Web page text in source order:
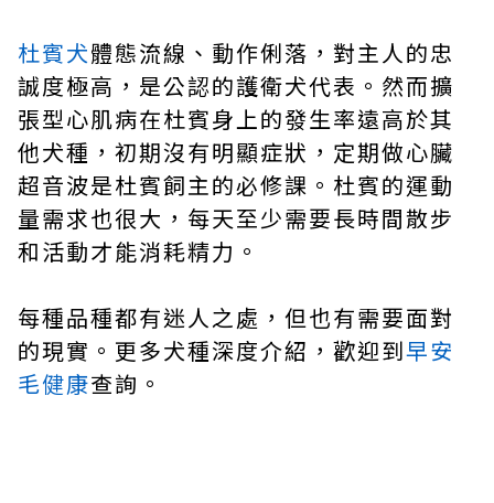
杜賓犬體態流線、動作俐落，對主人的忠
誠度極高，是公認的護衛犬代表。然而擴
張型心肌病在杜賓身上的發生率遠高於其
他犬種，初期沒有明顯症狀，定期做心臟
超音波是杜賓飼主的必修課。杜賓的運動
量需求也很大，每天至少需要長時間散步
和活動才能消耗精力。
每種品種都有迷人之處，但也有需要面對
的現實。更多犬種深度介紹，歡迎到早安
毛健康查詢。